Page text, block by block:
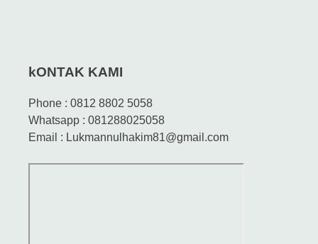
kONTAK KAMI
Phone : 0812 8802 5058
Whatsapp : 081288025058
Email : Lukmannulhakim81@gmail.com